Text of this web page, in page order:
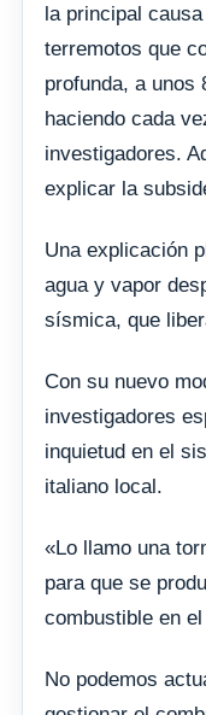
la principal
terremotos que
profunda, a unos
haciendo cada
investigadores.
explicar la
Una explicación
agua y vapor
sísmica, que
Con su nuevo
investigadores
inquietud en el
italiano local.
«Lo llamo una
para que se
combustible en
No podemos